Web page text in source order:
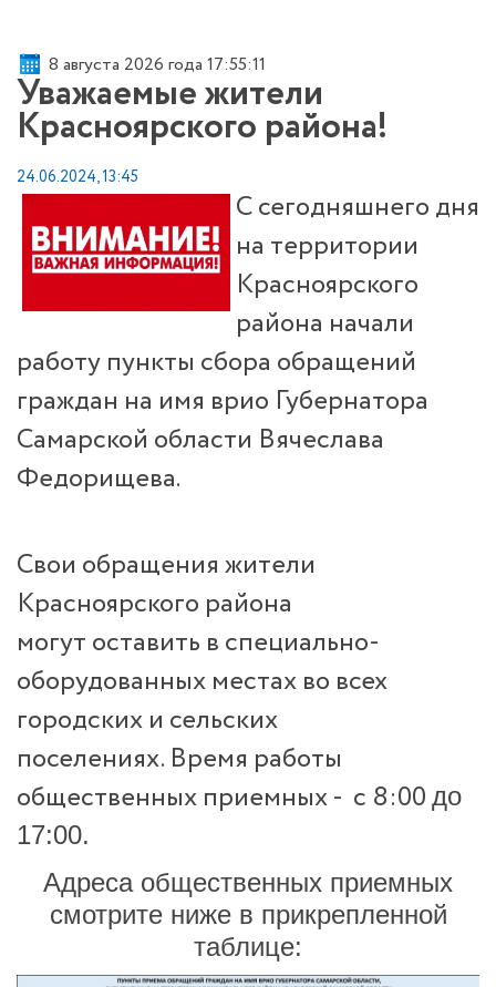
8 августа 2026 года 17:55:11
Уважаемые жители
Красноярского района!
24.06.2024, 13:45
С сегодняшнего дня
на территории
Красноярского
района начали
работу пункты сбора обращений
граждан на имя врио Губернатора
Самарской области Вячеслава
Федорищева.
Свои обращения жители
Красноярского района
могут оставить в специально-
оборудованных местах во всех
городских и сельских
поселениях. Время работы
общественных приемных - с 8:00 до
17:00.
Адреса общественных приемных
смотрите ниже в прикрепленной
таблице: